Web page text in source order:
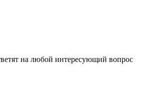
на любой интересующий вопрос